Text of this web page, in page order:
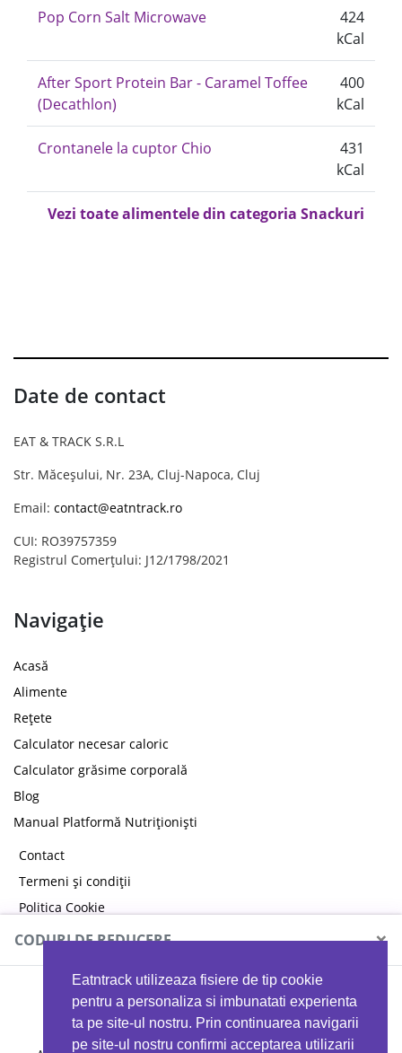
Eatntrack utilizeaza fisiere de tip cookie
pentru a personaliza si imbunatati experienta
ta pe site-ul nostru. Prin continuarea navigarii
pe site-ul nostru confirmi acceptarea utilizarii
Pop Corn Salt Microwave
424
kCal
After Sport Protein Bar - Caramel Toffee
(Decathlon)
400
kCal
Crontanele la cuptor Chio
431
kCal
Vezi toate alimentele din categoria Snackuri
Date de contact
EAT & TRACK S.R.L
Str. Măceșului, Nr. 23A, Cluj-Napoca, Cluj
Email: contact@eatntrack.ro
CUI: RO39757359
Registrul Comerțului: J12/1798/2021
Navigație
Acasă
Alimente
Rețete
Calculator necesar caloric
Calculator grăsime corporală
Blog
Manual Platformă Nutriționiști
Contact
Termeni și condiții
Politica Cookie
Politica de confidențialitate
CODURI DE REDUCERE ×
MYPROTEIN